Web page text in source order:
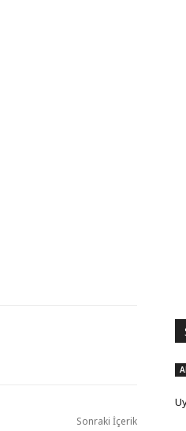
Sonraki İçerik